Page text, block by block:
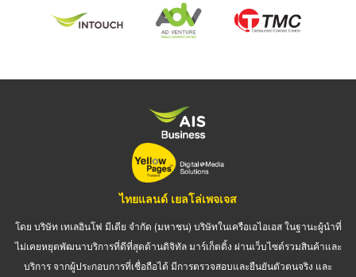
ไทยแลนด์ เยลโล่เพจเจส
โดย บริษัท เทเลอินโฟ มีเดีย จำกัด (มหาชน) บริษัทในเครือเอไอเอส ในฐานะผู้นำที่
ไม่เคยหยุดพัฒนาบริการที่ดีที่สุดด้านดิจิทัล มาร์เก็ตติ้ง ผ่านเว็บไซต์รวมสินค้าและ
บริการ จากผู้ประกอบการที่เชื่อถือได้ มีการตรวจสอบและยืนยันตัวตนจริง และ